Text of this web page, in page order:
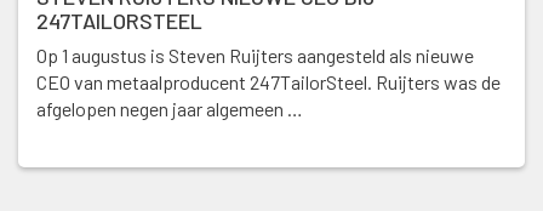
247TAILORSTEEL
Op 1 augustus is Steven Ruijters aangesteld als nieuwe
CEO van metaalproducent 247TailorSteel. Ruijters was de
afgelopen negen jaar algemeen …